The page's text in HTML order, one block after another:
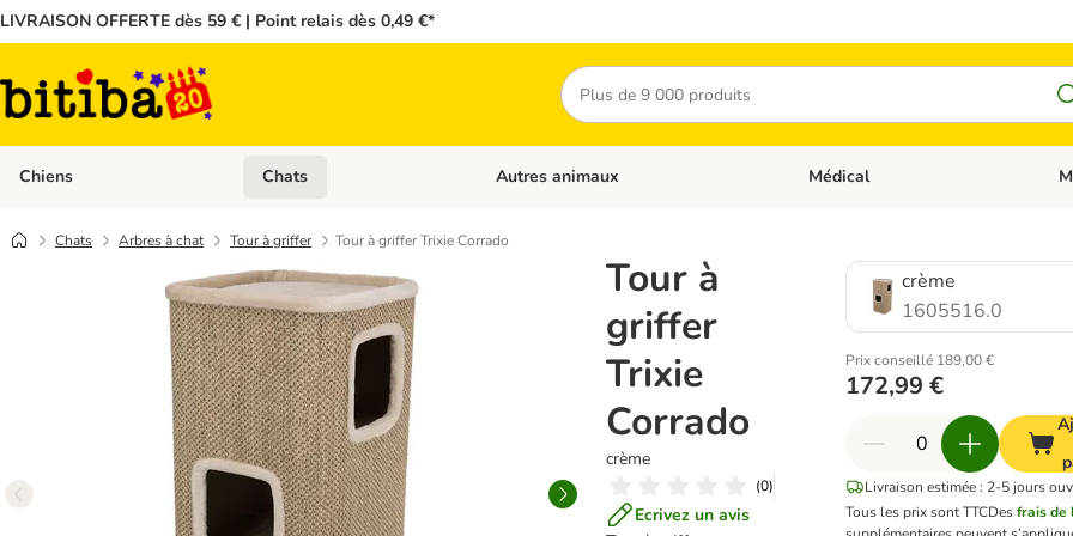
LIVRAISON OFFERTE dès 59 € | Point relais dès 0,49 €*
Rechercher
Chiens Dérouler les catégories: Chiens
Chats Dérouler les catégories: Chats
Autres animaux Dérouler les catégories: Autres
Médical
Chats Arbres à chat Tour à griffer Tour à griffer Trixie Corrado
Tour à
griffer
Trixie
Corrado
crème
(0)
Ecrivez un avis
crème
1605516.0
Prix conseillé 189,00 €
172,99 €
Livraison estimée : 2-5 jours
Tous les prix sont TTCDesfrais de